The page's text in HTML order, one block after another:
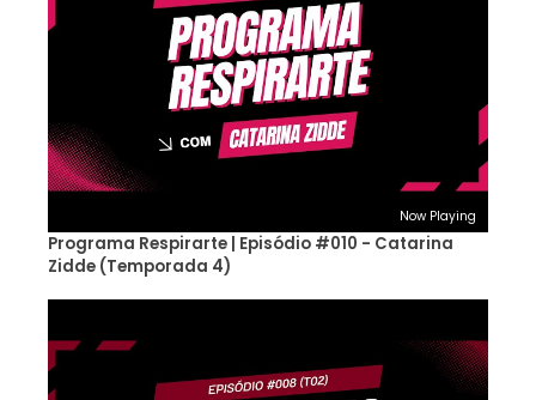
Now Playing
Programa Respirarte | Episódio #010 - Catarina
Zidde (Temporada 4)